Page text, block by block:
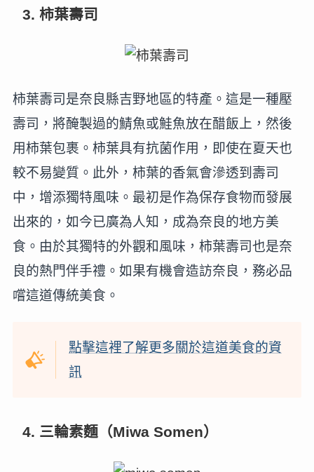
3. 柿葉壽司
柿葉壽司是奈良縣吉野地區的特產。這是一種壓
壽司，將醃製過的鯖魚或鮭魚放在醋飯上，然後
用柿葉包裹。柿葉具有抗菌作用，即使在夏天也
較不易變質。此外，柿葉的香氣會滲透到壽司
中，增添獨特風味。最初是作為保存食物而發展
出來的，如今已廣為人知，成為奈良的地方美
食。由於其獨特的外觀和風味，柿葉壽司也是奈
良的熱門伴手禮。如果有機會造訪奈良，務必品
嚐這道傳統美食。
點擊這裡了解更多關於這道美食的資
訊
4. 三輪素麵（Miwa Somen）